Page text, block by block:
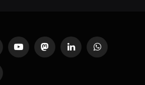
YouTubeMastodonLinkedInWhatsApp